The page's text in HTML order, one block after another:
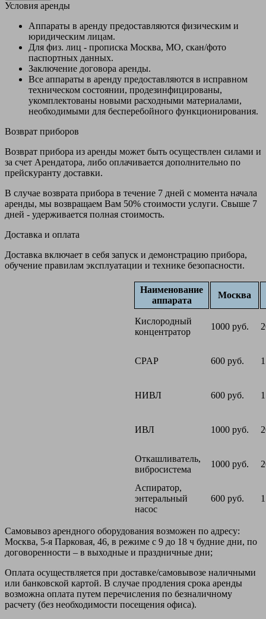
Условия аренды
Аппараты в аренду предоставляются физическим и
юридическим лицам.
Для физ. лиц - прописка Москва, МО, скан/фото
паспортных данных.
Заключение договора аренды.
Все аппараты в аренду предоставляются в исправном
техническом состоянии, продезинфицированы,
укомплектованы новыми расходными материалами,
необходимыми для бесперебойного функционирования.
Возврат приборов
Возврат прибора из аренды может быть осуществлен силами и
за счет Арендатора, либо оплачивается дополнительно по
прейскуранту доставки.
В случае возврата прибора в течение 7 дней с момента начала
аренды, мы возвращаем Вам 50% стоимости услуги. Свыше 7
дней - удерживается полная стоимость.
Доставка и оплата
Доставка включает в себя запуск и демонстрацию прибора,
обучение правилам эксплуатации и технике безопасности.
Наименование
аппарата
Москва
Кислородный
концентратор
1000 руб.
CPAP 600 руб.
НИВЛ 600 руб.
ИВЛ 1000 руб.
Откашливатель,
вибросистема
1000 руб.
Аспиратор,
энтеральный
насос
600 руб.
Самовывоз арендного оборудования возможен по адресу:
Москва, 5-я Парковая, 46, в режиме с 9 до 18 ч будние дни, по
договоренности – в выходные и праздничные дни;
Оплата осуществляется при доставке/самовывозе наличными
или банковской картой. В случае продления срока аренды
возможна оплата путем перечисления по безналичному
расчету (без необходимости посещения офиса).